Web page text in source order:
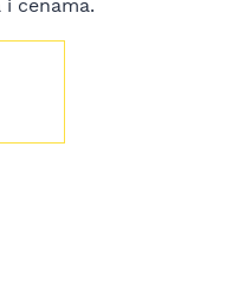
cenama.